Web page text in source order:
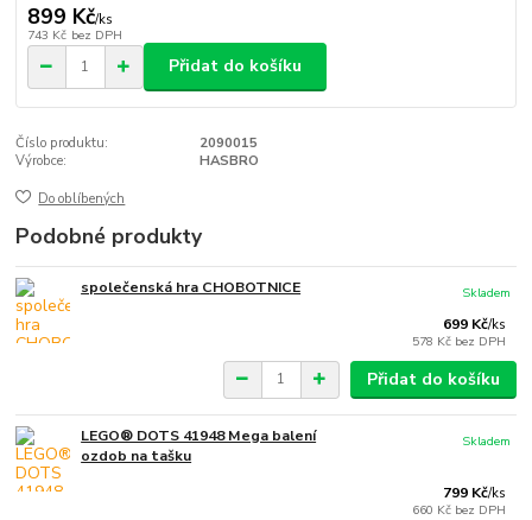
899 Kč/ks
743 Kč bez DPH
Přidat do košíku
Číslo produktu:
2090015
Výrobce:
HASBRO
Do oblíbených
Podobné produkty
společenská hra CHOBOTNICE
699 Kč/ks
578 Kč bez DPH
Skladem
Přidat do košíku
LEGO® DOTS 41948 Mega balení
ozdob na tašku
799 Kč/ks
660 Kč bez DPH
Skladem